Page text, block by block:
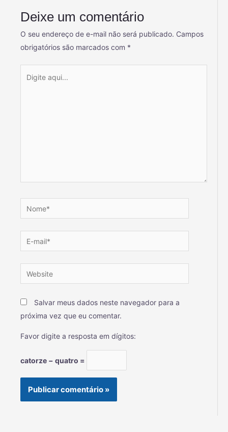
Deixe um comentário
O seu endereço de e-mail não será publicado. Campos
obrigatórios são marcados com *
Salvar meus dados neste navegador para a
próxima vez que eu comentar.
Favor digite a resposta em dígitos:
catorze − quatro =